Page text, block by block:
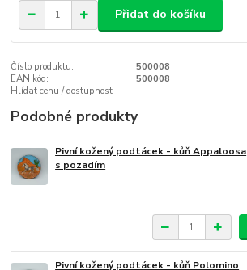
Přidat do košíku
Číslo produktu:
500008
EAN kód:
500008
Hlídat cenu / dostupnost
Podobné produkty
Pivní kožený podtácek - kůň Appaloosa
s pozadím
Pivní kožený podtácek - kůň Polomino